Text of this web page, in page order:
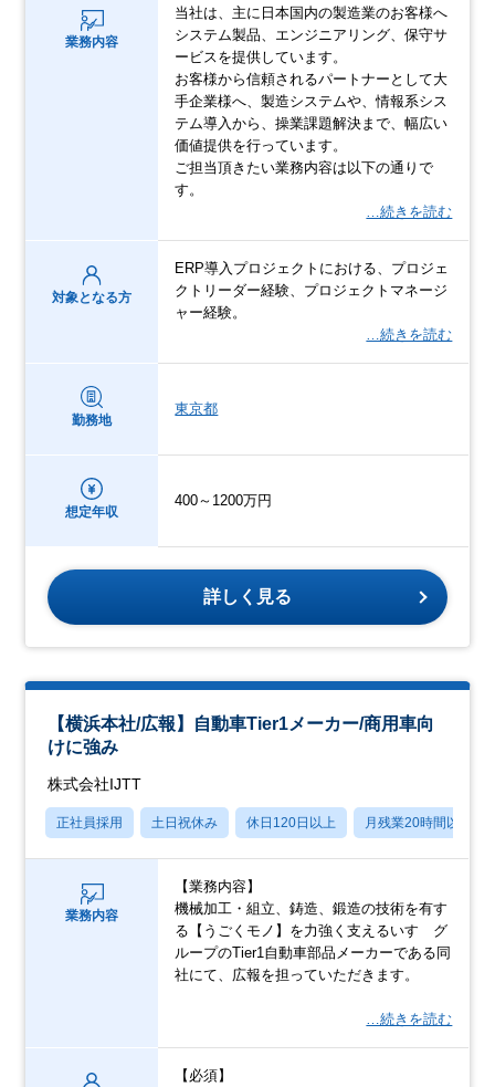
業務内容
当社は、主に日本国内の製造業のお客様へ
システム製品、エンジニアリング、保守サ
ービスを提供しています。
お客様から信頼されるパートナーとして大
手企業様へ、製造システムや、情報系シス
テム導入から、操業課題解決まで、幅広い
価値提供を行っています。
ご担当頂きたい業務内容は以下の通りで
す。
…続きを読む
対象となる方
ERP導入プロジェクトにおける、プロジェ
クトリーダー経験、プロジェクトマネージ
ャー経験。​
…続きを読む
勤務地
東京都
想定年収
400～1200万円
詳しく見る
【横浜本社/広報】⾃動⾞Tier1メーカー/商⽤⾞向
けに強み
株式会社IJTT
正社員採用 土日祝休み 休日120日以上 月残業20時間以内
業務内容
【業務内容】
機械加⼯・組⽴、鋳造、鍛造の技術を有す
る【うごくモノ】を⼒強く⽀えるいすゞグ
ループのTier1⾃動⾞部品メーカーである同
社にて、広報を担っていただきます。
…続きを読む
【必須】